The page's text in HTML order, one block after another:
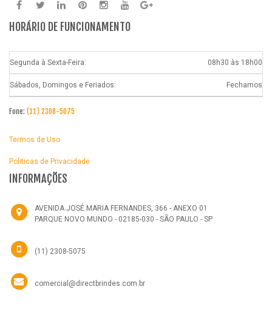
HORÁRIO DE FUNCIONAMENTO
Segunda à Sexta-Feira: 08h30 às 18h00
Sábados, Domingos e Feriados: Fechamos
Fone: (11) 2308-5075
Termos de Uso
Politicas de Privacidade
INFORMAÇÕES
AVENIDA JOSÉ MARIA FERNANDES, 366 - ANEXO 01
PARQUE NOVO MUNDO - 02185-030 - SÃO PAULO - SP
(11) 2308-5075
comercial@directbrindes.com.br